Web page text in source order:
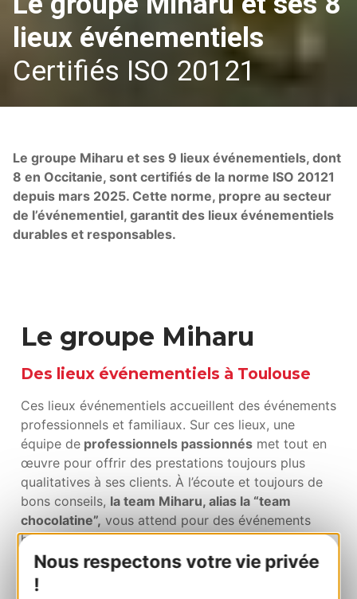
Nous respectons votre vie privée
!
lieux événementiels
Certifiés ISO 20121
Le groupe Miharu et ses 9 lieux événementiels, dont
8 en Occitanie, sont certifiés de la norme ISO 20121
depuis mars 2025. Cette norme, propre au secteur
de l’événementiel, garantit des lieux événementiels
durables et responsables.
Le groupe Miharu
Des lieux événementiels à Toulouse
Ces lieux événementiels accueillent des événements
professionnels et familiaux. Sur ces lieux, une
équipe de professionnels passionnés met tout en
œuvre pour offrir des prestations toujours plus
qualitatives à ses clients. À l’écoute et toujours de
bons conseils, la team Miharu, alias la “team
chocolatine”, vous attend pour des événements
hauts en couleurs, qui ont du sens.
Conscients de l’impact environnemental de l’activité
événementielle, et soucieux des besoins des clients